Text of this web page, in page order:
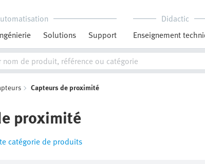
Solutions Support
Didactic
Enseignement
Capteurs de proximité
proximité
catégorie de produits